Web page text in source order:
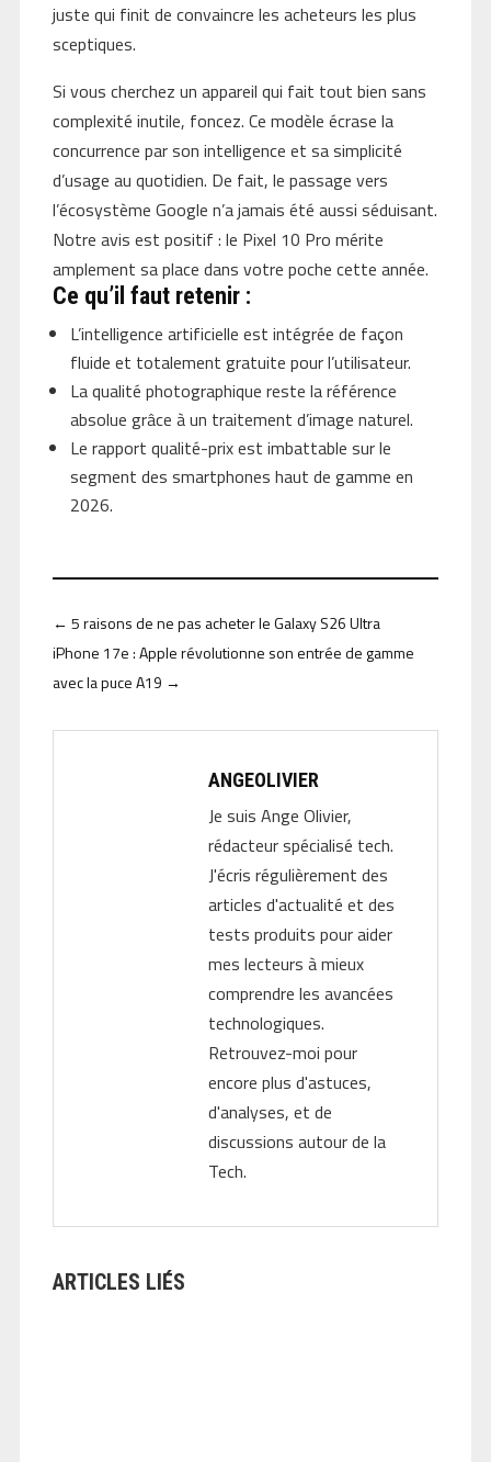
juste qui finit de convaincre les acheteurs les plus
sceptiques.
Si vous cherchez un appareil qui fait tout bien sans
complexité inutile, foncez. Ce modèle écrase la
concurrence par son intelligence et sa simplicité
d’usage au quotidien. De fait, le passage vers
l’écosystème Google n’a jamais été aussi séduisant.
Notre avis est positif : le Pixel 10 Pro mérite
amplement sa place dans votre poche cette année.
Ce qu’il faut retenir :
L’intelligence artificielle est intégrée de façon
fluide et totalement gratuite pour l’utilisateur.
La qualité photographique reste la référence
absolue grâce à un traitement d’image naturel.
Le rapport qualité-prix est imbattable sur le
segment des smartphones haut de gamme en
2026.
← 5 raisons de ne pas acheter le Galaxy S26 Ultra
iPhone 17e : Apple révolutionne son entrée de gamme
avec la puce A19 →
ANGEOLIVIER
Je suis Ange Olivier,
rédacteur spécialisé tech.
J'écris régulièrement des
articles d'actualité et des
tests produits pour aider
mes lecteurs à mieux
comprendre les avancées
technologiques.
Retrouvez-moi pour
encore plus d'astuces,
d'analyses, et de
discussions autour de la
Tech.
ARTICLES LIÉS